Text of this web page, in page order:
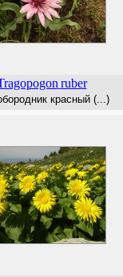
ruber
красный (...)